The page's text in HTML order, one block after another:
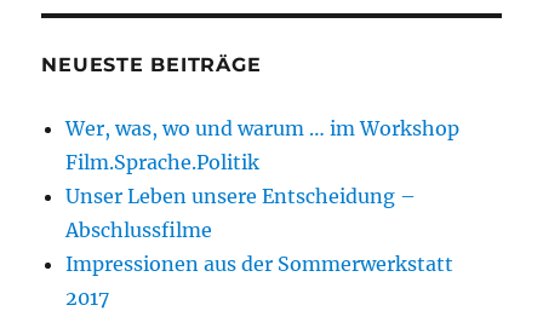
NEUESTE BEITRÄGE
Wer, was, wo und warum … im Workshop
Film.Sprache.Politik
Unser Leben unsere Entscheidung –
Abschlussfilme
Impressionen aus der Sommerwerkstatt
2017